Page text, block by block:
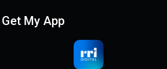
Get My App